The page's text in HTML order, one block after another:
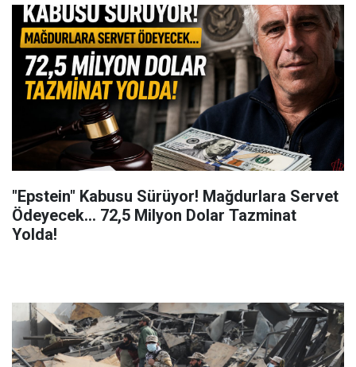
"Epstein" Kabusu Sürüyor! Mağdurlara Servet
Ödeyecek... 72,5 Milyon Dolar Tazminat
Yolda!